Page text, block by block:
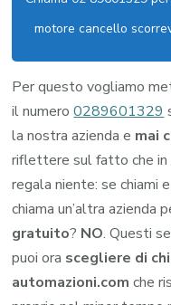
motore cancello
Per questo vogliamo
il numero0289601329
la nostra azienda e mai
riflettere sul fatto che in
regala niente: se chiami
chiama un’altra azienda
gratuito? NO. Questi
puoi ora scegliere di
automazioni.com che